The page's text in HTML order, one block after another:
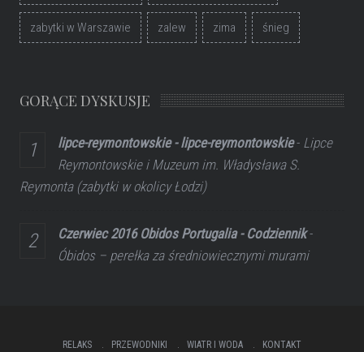
zabytki w Warszawie zalew zima śnieg
GORĄCE DYSKUSJE
lipce-reymontowskie - lipce-reymontowskie- Lipce
Reymontowskie i Muzeum im. Władysława S.
Reymonta (zabytki w okolicy Łodzi)
Czerwiec 2016 Obidos Portugalia - Codziennik-
Óbidos – perełka za średniowiecznymi murami
RELAKS PRZEWODNIKI WIATR I WODA KONTAKT